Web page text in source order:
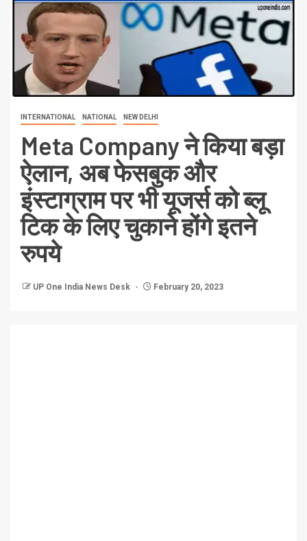
INTERNATIONAL NATIONAL NEW DELHI
Meta Company ने किया बड़ा
ऐलान, अब फेसबुक और
इंस्टाग्राम पर भी यूजर्स को ब्लू
टिक के लिए चुकाने होंगे इतने
रुपये
UP One India News Desk February 20, 2023